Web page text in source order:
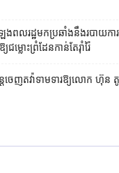
េង​ពលរដ្ឋ​មក​ប្រឆាំង​នឹង​របាយ
ម្លោះព្រំដែន​កាន់តែ​រ៉ាំរ៉ៃ
ត​ចេញ​តវ៉ា​ទាមទារ​ឱ្យ​លោក ហ៊ុ